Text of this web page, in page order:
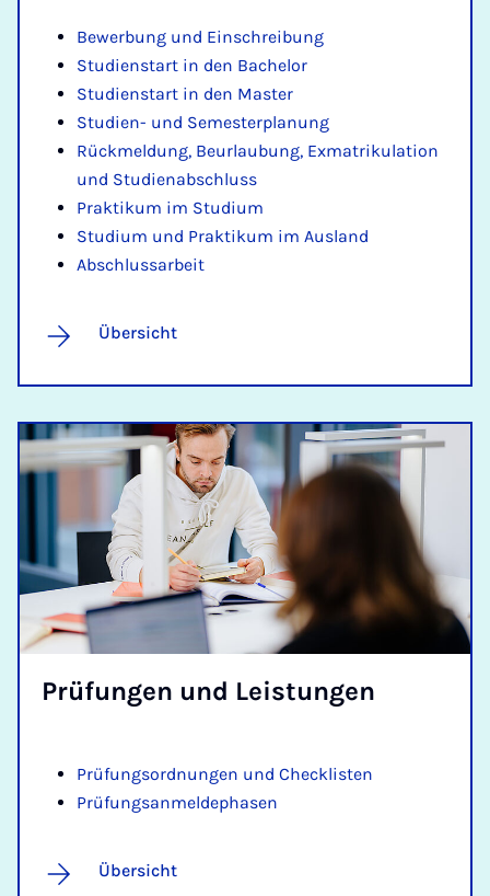
Bewerbung und Einschreibung
Studienstart in den Bachelor
Studienstart in den Master
Studien- und Semesterplanung
Rü­ck­mel­dung, Be­ur­lau­bung, Ex­ma­tri­ku­la­ti­on
und Stu­di­e­n­ab­schluss
Praktikum im Studium
Studium und Praktikum im Ausland
Abschlussarbeit
Übersicht
Prü­fun­gen und Leis­tun­­gen
Prüfungsordnungen und Checklisten
Prüfungsanmeldephasen
Übersicht